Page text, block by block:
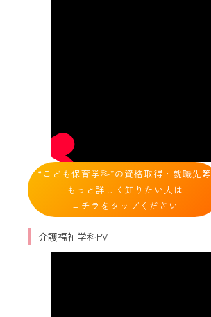
“こども保育学科”の資格取得・就職先等
もっと詳しく知りたい人は
コチラをタップください
介護福祉学科PV